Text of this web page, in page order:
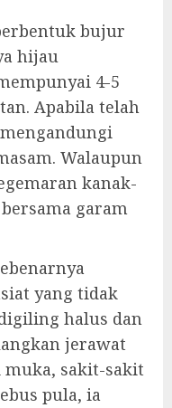
bujur
hijau
4-5
Apabila telah
Walaupun
kanak-
garam
yang tidak
halus dan
jerawat
sakit-sakit
pula, ia